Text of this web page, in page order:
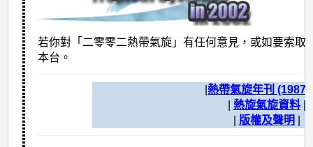
若你對「二零零二熱帶氣旋」有任何意見，或如要索取
本台。
|熱帶氣旋年刊 (1987
熱旋氣旋資料|
版權及聲明